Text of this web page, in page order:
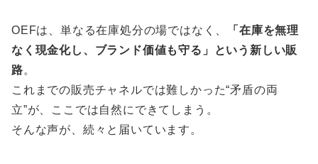
OEFは、単なる在庫処分の場ではなく、
「在庫を無理
なく現金化し、ブランド価値も守る」という新しい販
路。
これまでの販売チャネルでは難しかった“矛盾の両
立”が、ここでは自然にできてしまう。
そんな声が、続々と届いています。